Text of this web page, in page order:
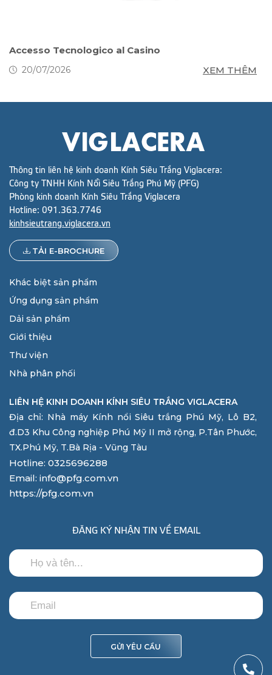
Accesso Tecnologico al Casino
20/07/2026 XEM THÊM
Thông tin liên hệ kinh doanh Kính Siêu Trắng Viglacera:
Công ty TNHH Kính Nổi Siêu Trắng Phú Mỹ (PFG)
Phòng kinh doanh Kính Siêu Trắng Viglacera
Hotline: 091.363.7746
kinhsieutrang.viglacera.vn
TẢI E-BROCHURE
Khác biệt sản phẩm
Ứng dụng sản phẩm
Dải sản phẩm
Giới thiệu
Thư viện
Nhà phân phối
LIÊN HỆ KINH DOANH KÍNH SIÊU TRẮNG VIGLACERA
Địa chỉ: Nhà máy Kính nổi Siêu trắng Phú Mỹ, Lô B2,
đ.D3 Khu Công nghiệp Phú Mỹ II mở rộng, P.Tân Phước,
TX.Phú Mỹ, T.Bà Rịa - Vũng Tàu
Hotline: 0325696288
Email: info@pfg.com.vn
https://pfg.com.vn
ĐĂNG KÝ NHẬN TIN VỀ EMAIL
GỬI YÊU CẦU